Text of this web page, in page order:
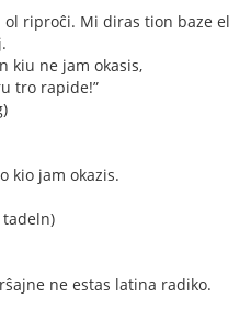
riproĉi. Mi diras tion baze el
kiu ne jam okasis,
tro rapide!”
kio jam okazis.
ne estas latina radiko.